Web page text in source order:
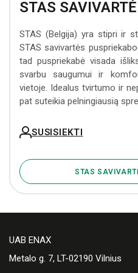
STAS
STAS (Belgija) yra stipri ir
STAS savivartės
tad puspriekabė visada
svarbu saugumui ir
vietoje. Idealus tvirtumo ir
pat suteikia pelningiausią
SUSISIEKTI
STAS
UAB ENAX
Metalo g. 7, LT-02190 Vilnius